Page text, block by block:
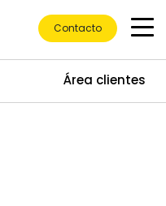
Área clientes
Contacto